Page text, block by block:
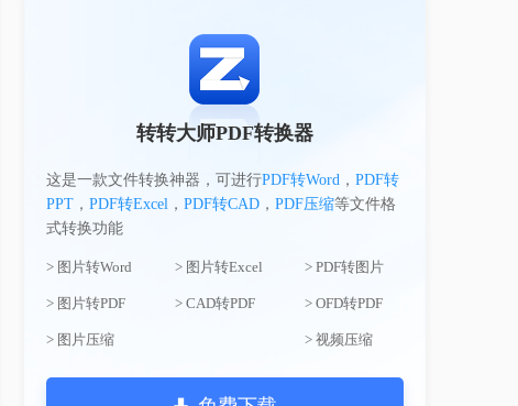
转转大师PDF转换器
这是一款文件转换神器，可进行PDF转Word， PDF转
PPT， PDF转Excel， PDF转CAD， PDF压缩等文件格
式转换功能
> 图片转Word > 图片转Excel > PDF转图片
> 图片转PDF > CAD转PDF > OFD转PDF
> 图片压缩 > 视频压缩